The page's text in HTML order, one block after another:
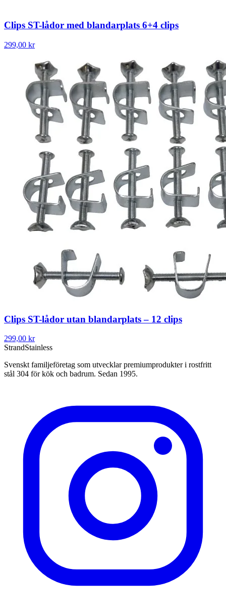
Clips ST-lådor med blandarplats 6+4 clips
299,00 kr
Clips ST-lådor utan blandarplats – 12 clips
299,00 kr
StrandStainless
Svenskt familjeföretag som utvecklar premiumprodukter i rostfritt
stål 304 för kök och badrum. Sedan 1995.